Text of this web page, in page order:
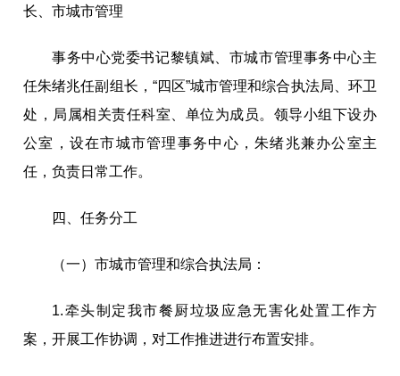
长、市城市管理
事务中心党委书记黎镇斌、市城市管理事务中心主
任朱绪兆任副组长，“四区”城市管理和综合执法局、环卫
处，局属相关责任科室、单位为成员。领导小组下设办
公室，设在市城市管理事务中心，朱绪兆兼办公室主
任，负责日常工作。
四 、任务分工
（一）市城市管理和综合执法局：
1.牵头制定我市餐厨垃圾应急无害化处置工作方
案，开展工作协调，对工作推进进行布置安排。